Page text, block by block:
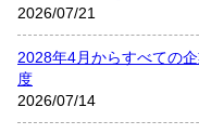
2026/07/21
2028年4月からすべての
度
2026/07/14